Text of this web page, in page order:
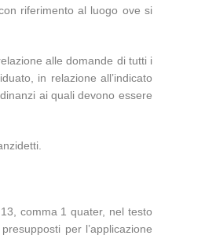
riferimento al luogo ove si
alle domande di tutti i
in relazione all’indicato
ai quali devono essere
comma 1 quater, nel testo
per l’applicazione